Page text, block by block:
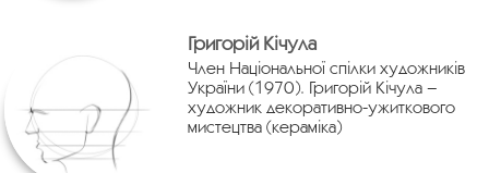
Григорій Кічула
Член Національної спілки художників
України (1970). Григорій Кічула –
художник декоративно-ужиткового
мистецтва (кераміка)